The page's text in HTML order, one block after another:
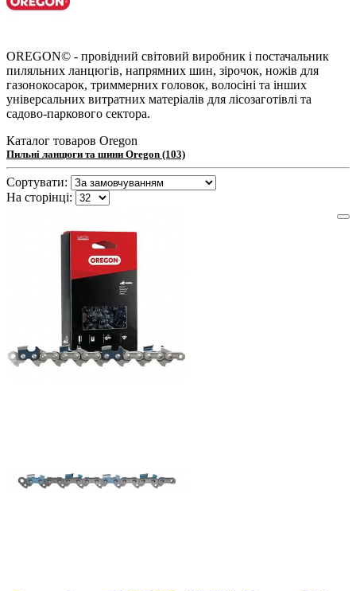
OREGON© - провідний світовий виробник і постачальник
пиляльних ланцюгів, напрямних шин, зірочок, ножів для
газонокосарок, триммерних головок, волосіні та інших
універсальних витратних матеріалів для лісозаготівлі та
садово-паркового сектора.
Каталог товаров Oregon
Пильні ланцюги та шини Oregon (103)
Сортувати:
На сторінці: